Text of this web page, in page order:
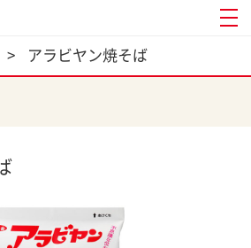
> アラビヤン焼そば